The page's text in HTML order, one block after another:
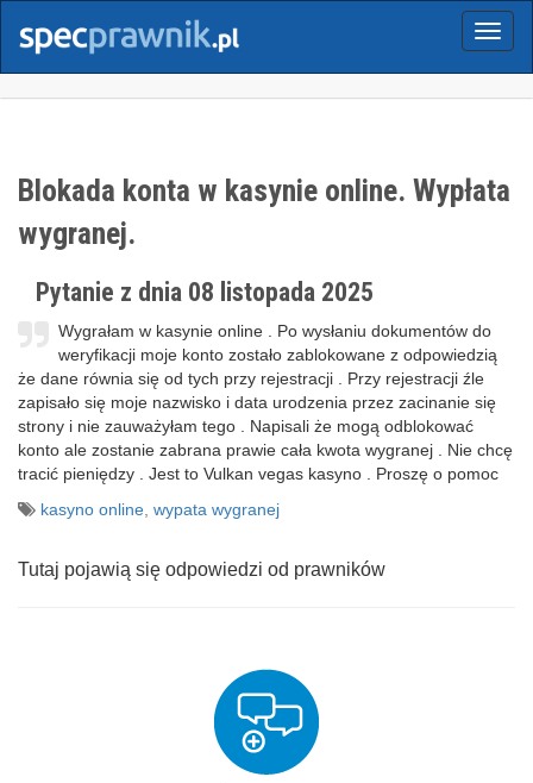
Menu
Blokada konta w kasynie online. Wypłata
wygranej.
Pytanie z dnia 08 listopada 2025
Wygrałam w kasynie online . Po wysłaniu dokumentów do
weryfikacji moje konto zostało zablokowane z odpowiedzią
że dane równia się od tych przy rejestracji . Przy rejestracji źle
zapisało się moje nazwisko i data urodzenia przez zacinanie się
strony i nie zauważyłam tego . Napisali że mogą odblokować
konto ale zostanie zabrana prawie cała kwota wygranej . Nie chcę
tracić pieniędzy . Jest to Vulkan vegas kasyno . Proszę o pomoc
kasyno online wypata wygranej
Tutaj pojawią się odpowiedzi od prawników